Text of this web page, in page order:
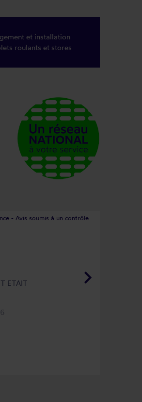
et installation
roulants et stores
- Avis soumis à un contrôle
keyboard_arrow_right
ETAIT